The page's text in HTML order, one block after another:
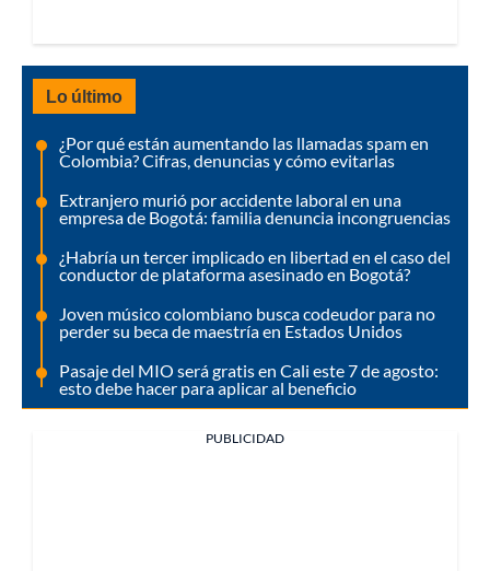
Lo último
¿Por qué están aumentando las llamadas spam en
Colombia? Cifras, denuncias y cómo evitarlas
Extranjero murió por accidente laboral en una
empresa de Bogotá: familia denuncia incongruencias
¿Habría un tercer implicado en libertad en el caso del
conductor de plataforma asesinado en Bogotá?
Joven músico colombiano busca codeudor para no
perder su beca de maestría en Estados Unidos
Pasaje del MIO será gratis en Cali este 7 de agosto:
esto debe hacer para aplicar al beneficio
PUBLICIDAD